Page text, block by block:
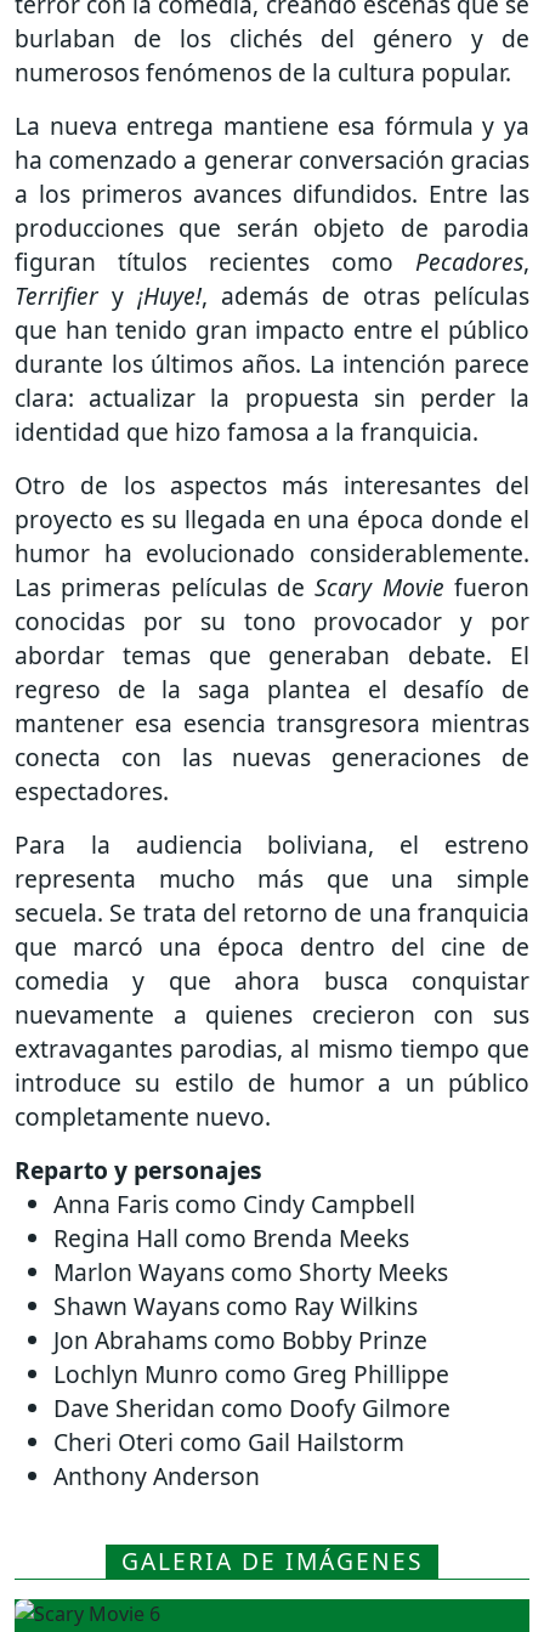
burlaban de los clichés del género y de
numerosos fenómenos de la cultura popular.
La nueva entrega mantiene esa fórmula y ya
ha comenzado a generar conversación gracias
a los primeros avances difundidos. Entre las
producciones que serán objeto de parodia
figuran títulos recientes como Pecadores,
Terrifiery ¡Huye!, además de otras películas
que han tenido gran impacto entre el público
durante los últimos años. La intención parece
clara: actualizar la propuesta sin perder la
identidad que hizo famosa a la franquicia.
Otro de los aspectos más interesantes del
proyecto es su llegada en una época donde el
humor ha evolucionado considerablemente.
Las primeras películas deScary Movie fueron
conocidas por su tono provocador y por
abordar temas que generaban debate. El
regreso de la saga plantea el desafío de
mantener esa esencia transgresora mientras
conecta con las nuevas generaciones de
espectadores.
Para la audiencia boliviana, el estreno
representa mucho más que una simple
secuela. Se trata del retorno de una franquicia
que marcó una época dentro del cine de
comedia y que ahora busca conquistar
nuevamente a quienes crecieron con sus
extravagantes parodias, al mismo tiempo que
introduce su estilo de humor a un público
completamente nuevo.
Reparto y personajes
Anna Faris como Cindy Campbell
Regina Hall como Brenda Meeks
Marlon Wayans como Shorty Meeks
Shawn Wayans como Ray Wilkins
Jon Abrahams como Bobby Prinze
Lochlyn Munro como Greg Phillippe
Dave Sheridan como Doofy Gilmore
Cheri Oteri como Gail Hailstorm
Anthony Anderson
GALERIA DE IMÁGENES